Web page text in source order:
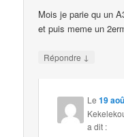
Mois je parie qu un
et puis meme un
Répondre ↓
Le19
a dit :